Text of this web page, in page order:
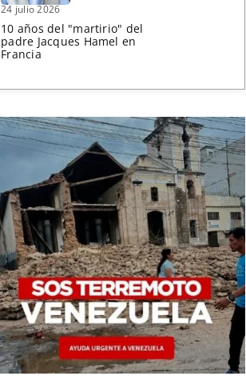
24 julio 2026
10 años del "martirio" del
padre Jacques Hamel en
Francia